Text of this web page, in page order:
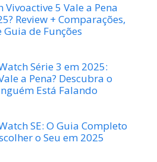
Vivoactive 5 Vale a Pena
Review + Comparações,
Guia de Funções
Série 3 em 2025:
a Pena? Descubra o
Está Falando
SE: O Guia Completo
o Seu em 2025